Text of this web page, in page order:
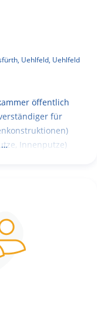
Uehlfeld, Uehlfeld
öffentlich
für
Innenputze)
…